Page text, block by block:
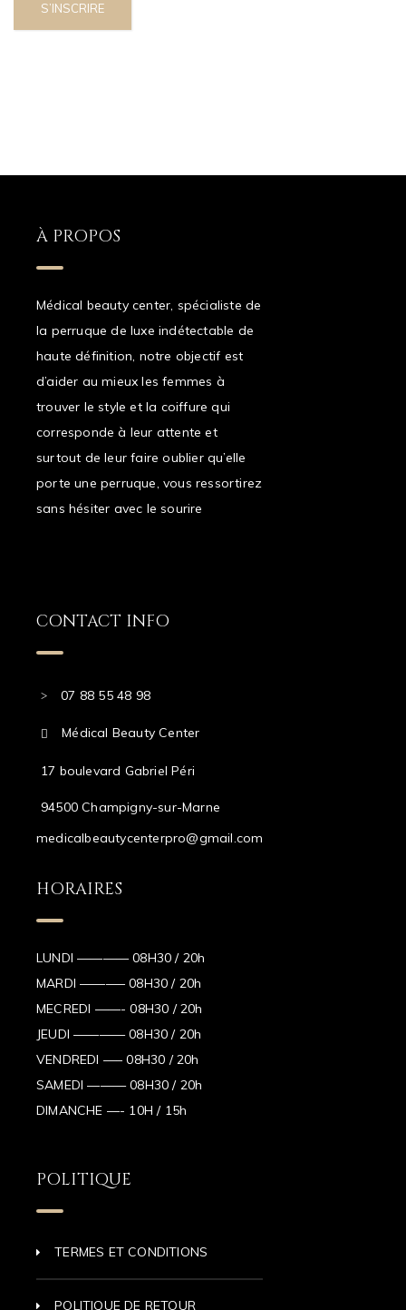
S’INSCRIRE
À PROPOS
Médical beauty center, spécialiste de
la perruque de luxe indétectable de
haute définition, notre objectif est
d’aider au mieux les femmes à
trouver le style et la coiffure qui
corresponde à leur attente et
surtout de leur faire oublier qu’elle
porte une perruque, vous ressortirez
sans hésiter avec le sourire
CONTACT INFO
07 88 55 48 98
Médical Beauty Center
17 boulevard Gabriel Péri
94500 Champigny-sur-Marne
medicalbeautycenterpro@gmail.com
HORAIRES
LUNDI ———— 08H30 / 20h
MARDI ———– 08H30 / 20h
MECREDI ——- 08H30 / 20h
JEUDI ———— 08H30 / 20h
VENDREDI —– 08H30 / 20h
SAMEDI ——— 08H30 / 20h
DIMANCHE —- 10H / 15h
POLITIQUE
TERMES ET CONDITIONS
POLITIQUE DE RETOUR